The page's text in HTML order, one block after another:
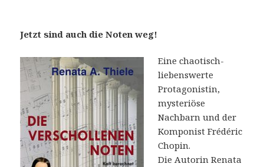
Jetzt sind auch die Noten weg!
Eine chaotisch-
liebenswerte
Protagonistin,
mysteriöse
Nachbarn und der
Komponist Frédéric
Chopin.
Die Autorin Renata